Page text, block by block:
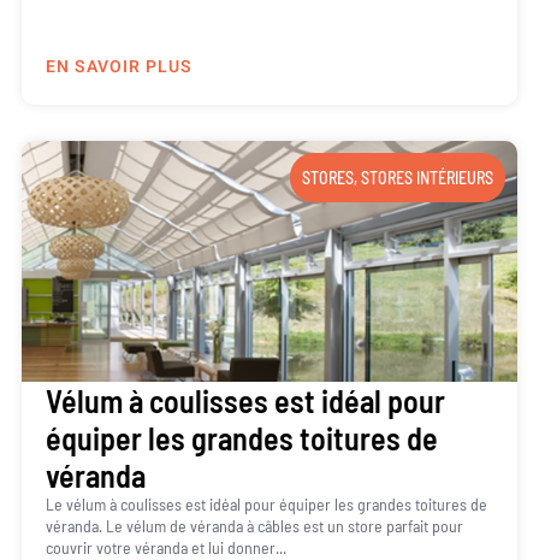
EN SAVOIR PLUS
STORES,STORES INTÉRIEURS
Vélum à coulisses est idéal pour
équiper les grandes toitures de
véranda
Le vélum à coulisses est idéal pour équiper les grandes toitures de
véranda. Le vélum de véranda à câbles est un store parfait pour
couvrir votre véranda et lui donner...